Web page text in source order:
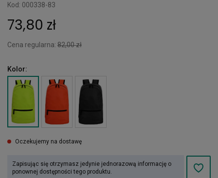
Kod: 000338-83
73,80 zł
Cena regularna: 82,00 zł
Kolor:
Oczekujemy na dostawę
Zapisując się otrzymasz jedynie jednorazową informację o
ponownej dostępności tego produktu.